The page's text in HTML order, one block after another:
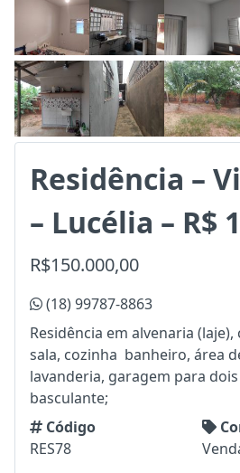
Residência –
– Lucélia – R$
R$150.000,00
(18) 99787-8863
Residência em alvenaria
sala, cozinha banheiro, área
lavanderia, garagem para
basculante;
Código
RES78